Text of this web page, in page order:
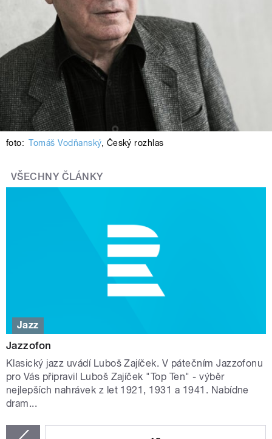
foto: Tomáš Vodňanský, Český rozhlas
VŠECHNY ČLÁNKY
Jazz
Jazzofon
Klasický jazz uvádí Luboš Zajíček. V pátečním Jazzofonu
pro Vás připravil Luboš Zajíček "Top Ten" - výběr
nejlepších nahrávek z let 1921, 1931 a 1941. Nabídne
dram...